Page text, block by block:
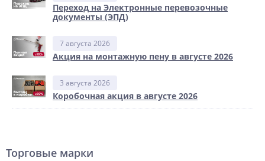
Переход на Электронные перевозочные
документы (ЭПД)
7 августа 2026
Акция на монтажную пену в августе 2026
3 августа 2026
Коробочная акция в августе 2026
Торговые марки